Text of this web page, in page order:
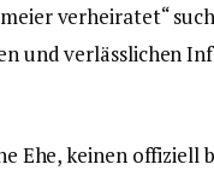
verheiratet“
und verlässlichen
Ehe, keinen offiziell